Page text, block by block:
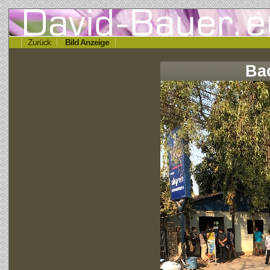
Zurück Bild Anzeige